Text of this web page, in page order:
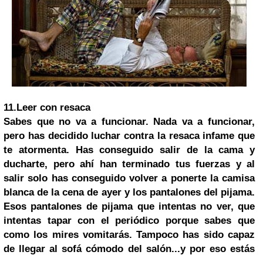
11.Leer con resaca
Sabes que no va a funcionar. Nada va a funcionar,
pero has decidido luchar contra la resaca infame que
te atormenta. Has conseguido salir de la cama y
ducharte, pero ahí han terminado tus fuerzas y al
salir solo has conseguido volver a ponerte la camisa
blanca de la cena de ayer y los pantalones del pijama.
Esos pantalones de pijama que intentas no ver, que
intentas tapar con el periódico porque sabes que
como los mires vomitarás. Tampoco has sido capaz
de llegar al sofá cómodo del salón...y por eso estás